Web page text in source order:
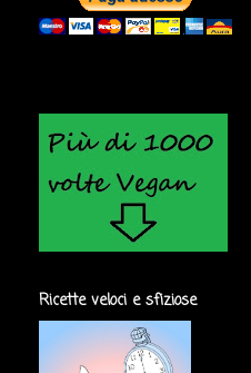
Ricette veloci e sfiziose